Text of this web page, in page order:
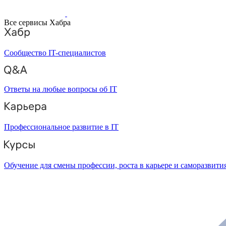
Все сервисы Хабра
Сообщество IT-специалистов
Ответы на любые вопросы об IT
Профессиональное развитие в IT
Обучение для смены профессии, роста в карьере и